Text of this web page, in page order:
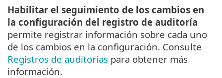
Habilitar el seguimiento de los cambios en
la configuración del registro de auditoría
permite registrar información sobre cada uno
de los cambios en la configuración. Consulte
Registros de auditorías para obtener más
información.